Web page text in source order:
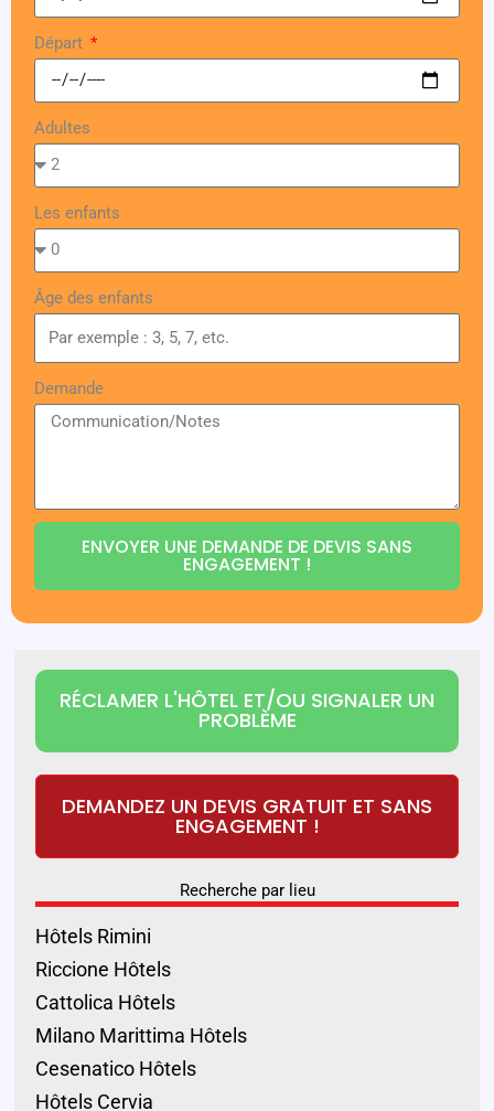
Départ
Adultes
Les enfants
Âge des enfants
Demande
ENVOYER UNE DEMANDE DE DEVIS SANS
ENGAGEMENT !
RÉCLAMER L'HÔTEL ET/OU SIGNALER UN
PROBLÈME
DEMANDEZ UN DEVIS GRATUIT ET SANS
ENGAGEMENT !
Recherche par lieu
Hôtels Rimini
Riccione Hôtels
Cattolica Hôtels
Milano Marittima Hôtels
Cesenatico Hôtels
Hôtels Cervia